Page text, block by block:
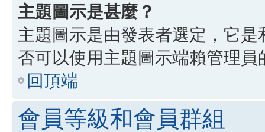
主題圖示是甚麼？
主題圖示是由發表者選定，它
否可以使用主題圖示端賴管理員
回頂端
會員等級和會員群組